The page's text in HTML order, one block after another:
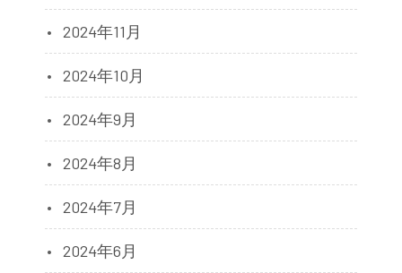
2024年11月
2024年10月
2024年9月
2024年8月
2024年7月
2024年6月